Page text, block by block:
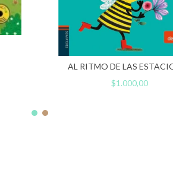
AL RITMO DE LAS
$1.000,00